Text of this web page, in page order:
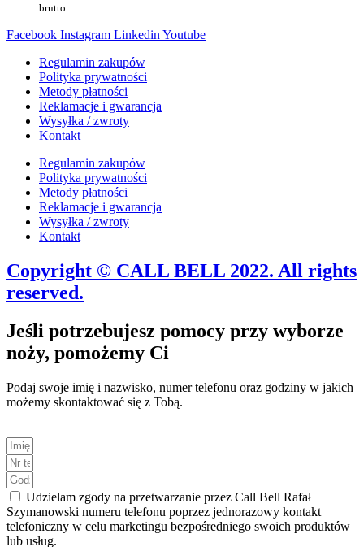
brutto
Facebook Instagram Linkedin Youtube
Regulamin zakupów
Polityka prywatności
Metody płatności
Reklamacje i gwarancja
Wysyłka / zwroty
Kontakt
Regulamin zakupów
Polityka prywatności
Metody płatności
Reklamacje i gwarancja
Wysyłka / zwroty
Kontakt
Copyright © CALL BELL 2022. All rights
reserved.
Jeśli potrzebujesz pomocy przy wyborze
noży, pomożemy Ci
Podaj swoje imię i nazwisko, numer telefonu oraz godziny w jakich
możemy skontaktować się z Tobą.
Udzielam zgody na przetwarzanie przez Call Bell Rafał
Szymanowski numeru telefonu poprzez jednorazowy kontakt
telefoniczny w celu marketingu bezpośredniego swoich produktów
lub usług.